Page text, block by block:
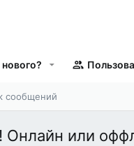
сообщений
Онлайн или